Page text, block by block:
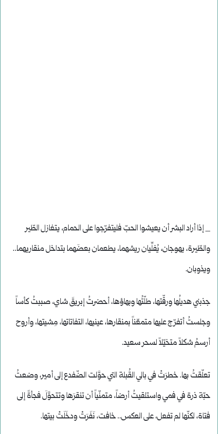
_ إذا أراد البشر أن يعيشوا الحبّ فليتفرّجوا على الحمام، يتغازل الطّير
والطّيرة، يهوجان، يُفلِّيان ريشهما، يطعمان بعضَهما بتداخل منقاريهما..
ويذوبان.
جذبني هديلُها ورقّتها، طلّتُها وبهاؤها، أحضرتُ إبريقَ شاي، صببتُ كأساً
وجلستُ أتفرّج عليها متمعّناً بمنقارها، عينيها، التفاتاتها، مِشيتها، وأروح
أرسمُ شكلاً متخيّلاً لسحر سعيد.
تعلّقتُ بها. خطرَتْ في بالي القُبلة التي حوَّلت الضّفدع إلى أمير، وضعتُ
حبّة ذرة في فمي واستلقيتُ أرضاً، متمنّياً أن تنقرَها وتتحوَّلَ فجأةً إلى
فتاة، لكنّها لم تفعل، على العكس.. خافت، نَفَرَتْ ودخَلَتْ بيتها.